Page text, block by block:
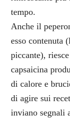
tempo.
Anche il
esso contenuta
piccante),
capsaicina
di calore e
di agire sui
inviano segnali